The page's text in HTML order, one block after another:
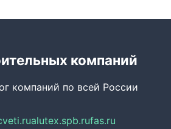
компаний
компаний по всей России
alutex.spb.rufas.ru